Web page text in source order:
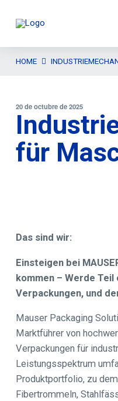
HOME
20 de octubre de 2025
für
Das sind wir:
Einsteigen bei
kommen – Werde Teil
Verpackungen, und
Mauser Packaging
Marktführer von
Verpackungen für
Leistungsspektrum
Produktportfolio, zu
Fibertrommeln,